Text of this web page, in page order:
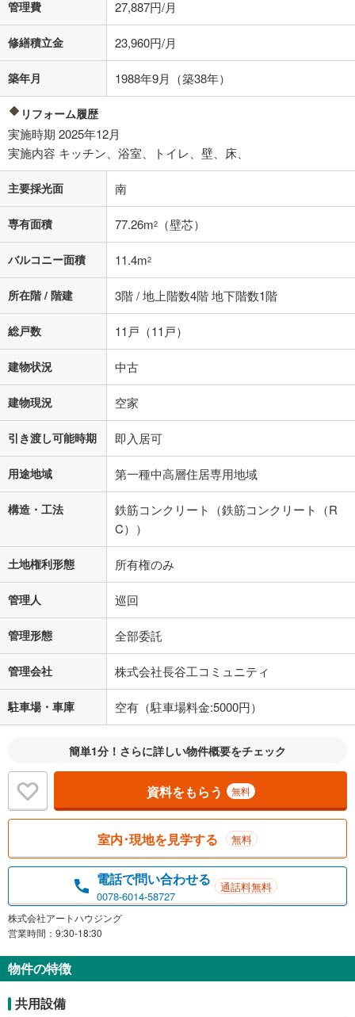
不動産会社に購入相談をする 無料
閉じる
管理費 27,887円/月
修繕積立金 23,960円/月
築年月 1988年9月（築38年）
リフォーム履歴
実施時期 2025年12月
実施内容 キッチン、浴室、トイレ、壁、床、
主要採光面 南
専有面積 77.26m2 （壁芯）
バルコニー面積 11.4m2
所在階 / 階建 3階 / 地上階数4階 地下階数1階
総戸数 11戸（11戸）
建物状況 中古
建物現況 空家
引き渡し可能時期 即入居可
用途地域 第一種中高層住居専用地域
構造・工法
鉄筋コンクリート（鉄筋コンクリート（R
C））
土地権利形態 所有権のみ
管理人 巡回
管理形態 全部委託
管理会社 株式会社長谷工コミュニティ
駐車場・車庫 空有（駐車場料金:5000円）
簡単1分！さらに詳しい物件概要をチェック
資料をもらう 無料
室内･現地を見学する 無料
電話で問い合わせる
0078-6014-58727
通話料無料
株式会社アートハウジング
営業時間：9:30-18:30
物件の特徴
共用設備